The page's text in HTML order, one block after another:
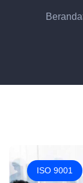
Beranda
ISO 9001